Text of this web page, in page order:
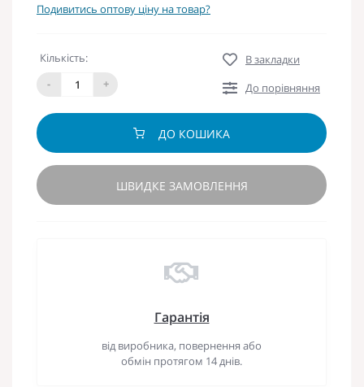
Подивитись оптову ціну на товар?
Кількість:
-
+
В закладки
До порівняння
ДО КОШИКА
ШВИДКЕ ЗАМОВЛЕННЯ
Гарантія
від виробника, повернення або
обмін протягом 14 днів.